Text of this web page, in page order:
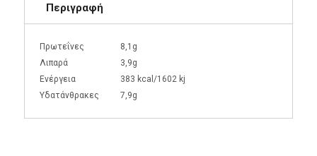
Περιγραφή
Πρωτεΐνες
8,1g
Λιπαρά
3,9g
Ενέργεια
383 kcal/1602 kj
Υδατάνθρακες
7,9g